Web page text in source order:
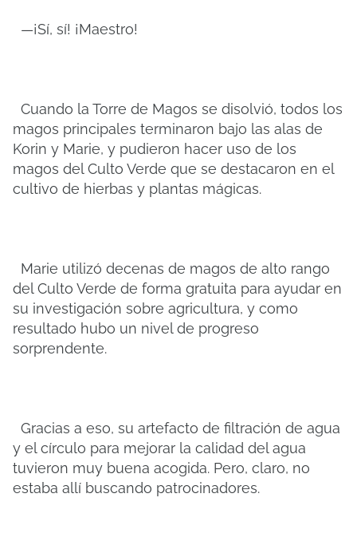
—¡Sí, sí! ¡Maestro!
Cuando la Torre de Magos se disolvió, todos los
magos principales terminaron bajo las alas de
Korin y Marie, y pudieron hacer uso de los
magos del Culto Verde que se destacaron en el
cultivo de hierbas y plantas mágicas.
Marie utilizó decenas de magos de alto rango
del Culto Verde de forma gratuita para ayudar en
su investigación sobre agricultura, y como
resultado hubo un nivel de progreso
sorprendente.
Gracias a eso, su artefacto de filtración de agua
y el círculo para mejorar la calidad del agua
tuvieron muy buena acogida. Pero, claro, no
estaba allí buscando patrocinadores.